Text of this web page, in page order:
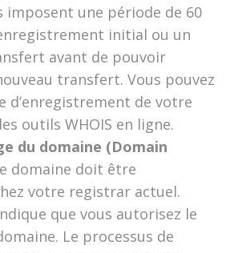
imposent une période de 60
initial ou un
avant de pouvoir
transfert. Vous pouvez
d’enregistrement de votre
outils WHOIS en ligne.
du domaine (Domain
domaine doit être
votre registrar actuel.
que vous autorisez le
Le processus de